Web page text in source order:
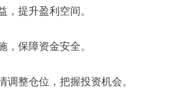
提升盈利空间。
保障资金安全。
整仓位，把握投资机会。